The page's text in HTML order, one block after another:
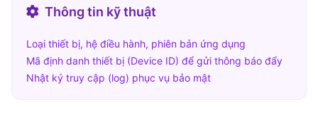
Thông tin kỹ thuật
Loại thiết bị, hệ điều hành, phiên bản ứng dụng
Mã định danh thiết bị (Device ID) để gửi thông báo đẩy
Nhật ký truy cập (log) phục vụ bảo mật